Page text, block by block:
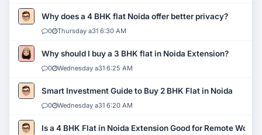
Why does a 4 BHK flat Noida offer better privacy?
0 Thursday a31 6:30 AM
Why should I buy a 3 BHK flat in Noida Extension?
0 Wednesday a31 6:25 AM
Smart Investment Guide to Buy 2 BHK Flat in Noida
0 Wednesday a31 6:20 AM
Is a 4 BHK Flat in Noida Extension Good for Remote Work?